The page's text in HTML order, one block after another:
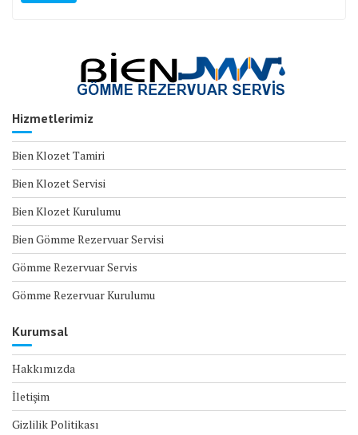
Hizmetlerimiz
Bien Klozet Tamiri
Bien Klozet Servisi
Bien Klozet Kurulumu
Bien Gömme Rezervuar Servisi
Gömme Rezervuar Servis
Gömme Rezervuar Kurulumu
Kurumsal
Hakkımızda
İletişim
Gizlilik Politikası